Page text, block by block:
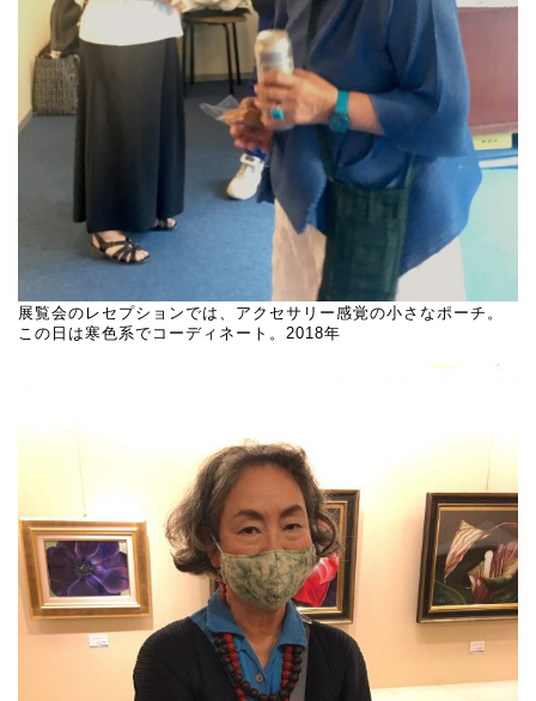
展覧会のレセプションでは、アクセサリー感覚の小さなポーチ。
この日は寒色系でコーディネート。2018年